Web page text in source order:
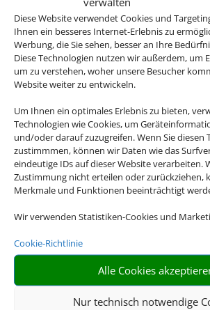
Diese Website verwendet Cookies und
Ihnen ein besseres Internet-Erlebnis zu
Werbung, die Sie sehen, besser an Ihre
Diese Technologien nutzen wir außerdem, um
um zu verstehen, woher unsere Besucher
Website weiter zu entwickeln.
Um Ihnen ein optimales Erlebnis zu bieten,
Technologien wie Cookies, um
und/oder darauf zuzugreifen. Wenn Sie diesen
zustimmmen, können wir Daten wie das
eindeutige IDs auf dieser Website verarbeiten.
Zustimmung nicht erteilen oder zurückziehen,
Merkmale und Funktionen beeinträchtigt
Wir verwenden Statistiken-Cookies und
Cookie-Richtlinie
Alle Cookies
Nur technisch notwendige
EİNE
ALLES
BUCHEN SİE
EİNE